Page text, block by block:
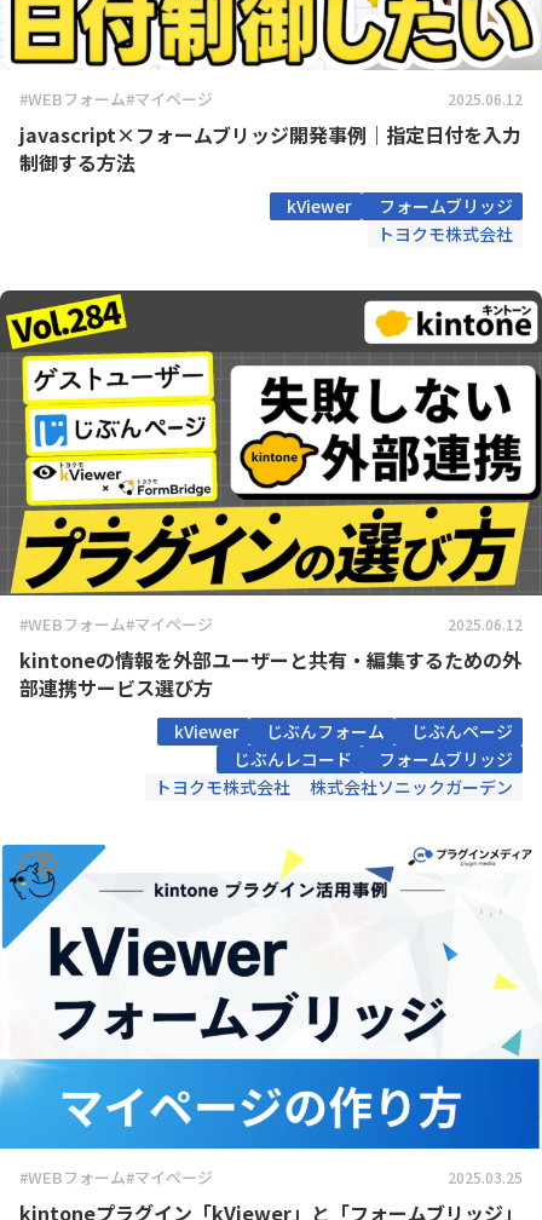
#WEBフォーム#マイページ 2025.06.12
javascript×フォームブリッジ開発事例｜指定日付を入力
制御する方法
kViewer
フォームブリッジ
トヨクモ株式会社
#WEBフォーム#マイページ 2025.06.12
kintoneの情報を外部ユーザーと共有・編集するための外
部連携サービス選び方
kViewer じぶんフォーム
じぶんページ
じぶんレコード
フォームブリッジ
トヨクモ株式会社
株式会社ソニックガーデン
#WEBフォーム#マイページ 2025.03.25
kintoneプラグイン「kViewer」と「フォームブリッジ」